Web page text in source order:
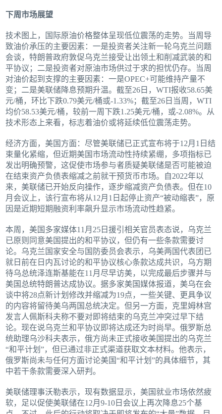
下周市场展望
技术图上，国际原油价格整体呈现低位震荡的走势。当周导
致油价承压的主要因素：一是投资者关注新一轮乌克兰问题
会谈，特朗普政府敦促乌克兰接受让出领土和削减武装的和
平协议；二是投资者对原油市场供过于求的担忧仍存。当周
对油价起到支撑的主要因素：一是OPEC+可能维持产量不
变；二是美联储降息预期升温。截至26日，WTI报收58.65美
元/桶，环比下跌0.79美元/桶或-1.33%；截至26日当周，WTI
均价58.53美元/桶，较前一周下跌1.25美元/桶，或-2.08%。从
技术形态上来看，标志着油价或将延续低位震荡走势。
经济方面，美国方面：尽管美联储已正式宣布将于12月1日结
束量化紧缩，但近期美国市场流动性持续紧绷，多项指标已
发出明确预警，这促使市场参与者质疑美联储是否可能被迫
在结束资产负债表缩减之前就干预货币市场。自2022年以
来，美联储已开始反向操作，逐步缩减资产负债表。但在10
月会议上，该行宣布将从12月1日起停止资产“被动缩表”，原
因是近期短期融资利率飙升显示市场流动性趋紧。
本周，美国多家媒体11月25日援引相关官员表态说，乌克兰
已原则同意美国提出的和平协议，但仍有一些条款需要讨
论。乌克兰国家安全与国防委员会表示，乌美两国代表团已
就日前在日内瓦讨论的和平协议核心条款达成共识，乌方期
待乌总统泽连斯基能在11月尽早访美，以完成最后步骤并与
美国总统特朗普达成协议。据多家美国媒体报道，美乌在会
谈中将28点新计划修改并缩减为19点，一些关键、更具争议
的内容将留待美乌两国总统决定。但另一方面，克里姆林宫
发言人佩斯科夫称不要对即将结束的乌克兰冲突过早下结
论。现在说乌克兰和平协议即将达成还为时尚早。俄罗斯总
统助理乌沙科夫表示，俄方尚未正式接收美国提出的乌克兰
“和平计划”，但已通过非正式渠道获取文本材料。他表示，
俄罗斯尚未与任何方面讨论美国“和平计划”的具体细节，其
中若干条款需要深入研判。
美联储理事沃勒表示，现有数据显示，美国就业市场依然疲
软，足以促使美联储在12月9-10日会议上再次降息25个基